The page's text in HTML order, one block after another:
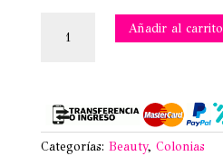
CLAIRA
PRADY
cantidad
Añadir al carrito
Categorías: Beauty, Colonias